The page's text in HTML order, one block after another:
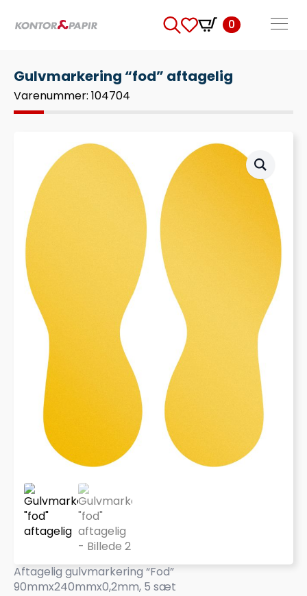
0
Gulvmarkering “fod” aftagelig
Varenummer: 104704
Aftagelig gulvmarkering “Fod”
90mmx240mmx0,2mm, 5 sæt